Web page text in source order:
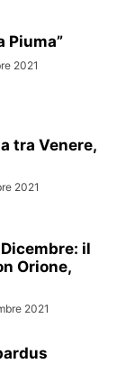
Piuma”
2021
tra Venere,
2021
il
Orione,
2021